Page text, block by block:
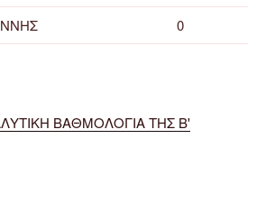
0
ΒΑΘΜΟΛΟΓΙΑ ΤΗΣ Β'